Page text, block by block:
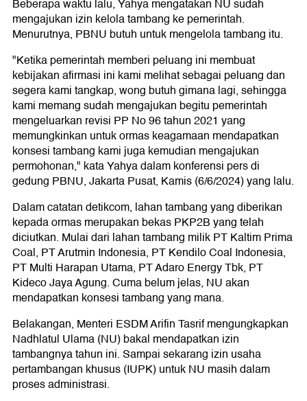
Beberapa waktu lalu, Yahya mengatakan NU sudah
mengajukan izin kelola tambang ke pemerintah.
Menurutnya, PBNU butuh untuk mengelola tambang itu.
"Ketika pemerintah memberi peluang ini membuat
kebijakan afirmasi ini kami melihat sebagai peluang dan
segera kami tangkap, wong butuh gimana lagi, sehingga
kami memang sudah mengajukan begitu pemerintah
mengeluarkan revisi PP No 96 tahun 2021 yang
memungkinkan untuk ormas keagamaan mendapatkan
konsesi tambang kami juga kemudian mengajukan
permohonan," kata Yahya dalam konferensi pers di
gedung PBNU, Jakarta Pusat, Kamis (6/6/2024) yang lalu.
Dalam catatan detikcom, lahan tambang yang diberikan
kepada ormas merupakan bekas PKP2B yang telah
diciutkan. Mulai dari lahan tambang milik PT Kaltim Prima
Coal, PT Arutmin Indonesia, PT Kendilo Coal Indonesia,
PT Multi Harapan Utama, PT Adaro Energy Tbk, PT
Kideco Jaya Agung. Cuma belum jelas, NU akan
mendapatkan konsesi tambang yang mana.
Belakangan, Menteri ESDM Arifin Tasrif mengungkapkan
Nadhlatul Ulama (NU) bakal mendapatkan izin
tambangnya tahun ini. Sampai sekarang izin usaha
pertambangan khusus (IUPK) untuk NU masih dalam
proses administrasi.